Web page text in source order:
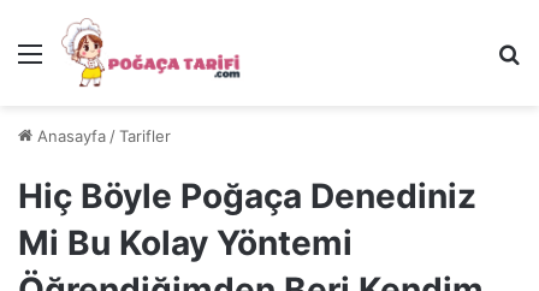
Menü
Anasayfa /Tarifler
Hiç Böyle Poğaça Denediniz
Mi Bu Kolay Yöntemi